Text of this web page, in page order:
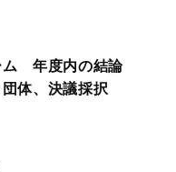
ム 年度内の結論
体、決議採択